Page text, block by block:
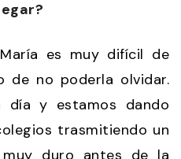
es muy difícil de
de no poderla olvidar.
día y estamos dando
trasmitiendo un